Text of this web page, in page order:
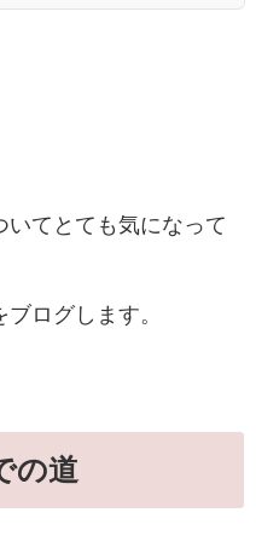
いてとても気になって
ログします。
の道